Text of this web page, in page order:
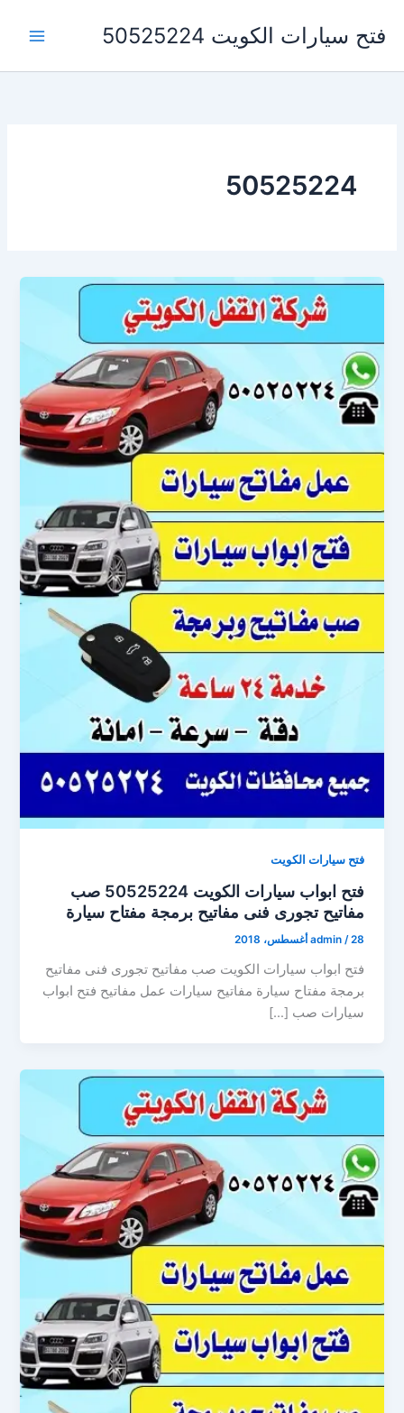
المحتوى
فتح سيارات الكويت 50525224
50525224
فتح سيارات الكويت
فتح ابواب سيارات الكويت 50525224 صب
مفاتيح تجورى فنى مفاتيح برمجة مفتاح سيارة
admin /28 أغسطس، 2018
فتح ابواب سيارات الكويت صب مفاتيح تجورى فنى مفاتيح
برمجة مفتاح سيارة مفاتيح سيارات عمل مفاتيح فتح ابواب
سيارات صب […]